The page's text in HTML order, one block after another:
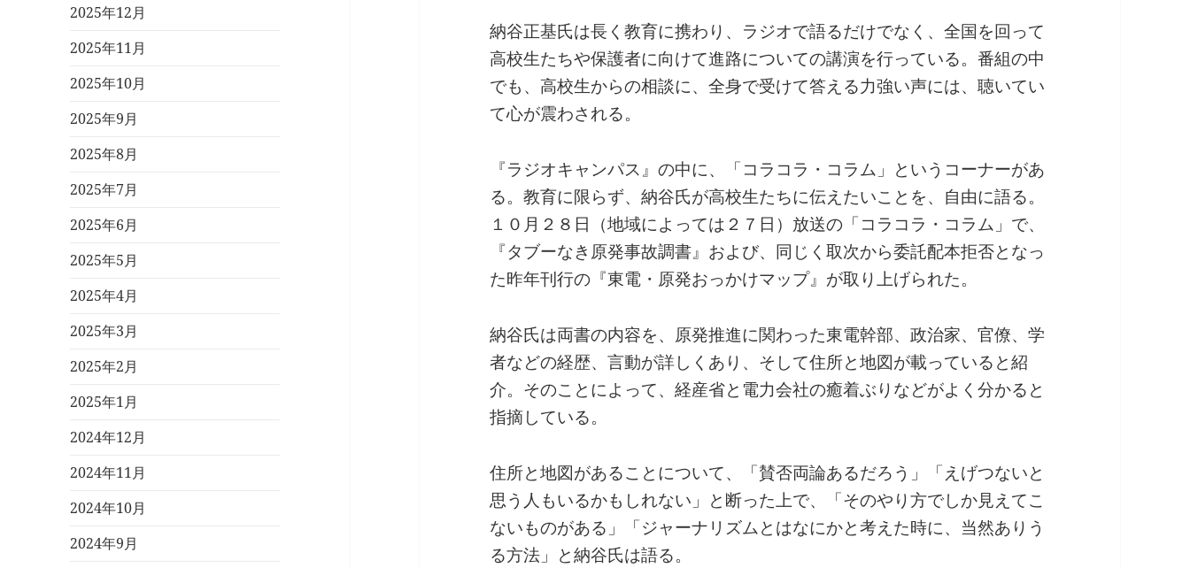
2025年12月
2025年11月
2025年10月
2025年9月
2025年8月
2025年7月
2025年6月
2025年5月
2025年4月
2025年3月
2025年2月
2025年1月
2024年12月
2024年11月
2024年10月
2024年9月
納谷正基氏は長く教育に携わり、ラジオで語るだけでなく、全国を回って
高校生たちや保護者に向けて進路についての講演を行っている。番組の中
でも、高校生からの相談に、全身で受けて答える力強い声には、聴いてい
て心が震わされる。
『ラジオキャンパス』の中に、「コラコラ・コラム」というコーナーがあ
る。教育に限らず、納谷氏が高校生たちに伝えたいことを、自由に語る。
１０月２８日（地域によっては２７日）放送の「コラコラ・コラム」で、
『タブーなき原発事故調書』および、同じく取次から委託配本拒否となっ
た昨年刊行の『東電・原発おっかけマップ』が取り上げられた。
納谷氏は両書の内容を、原発推進に関わった東電幹部、政治家、官僚、学
者などの経歴、言動が詳しくあり、そして住所と地図が載っていると紹
介。そのことによって、経産省と電力会社の癒着ぶりなどがよく分かると
指摘している。
住所と地図があることについて、「賛否両論あるだろう」「えげつないと
思う人もいるかもしれない」と断った上で、「そのやり方でしか見えてこ
ないものがある」「ジャーナリズムとはなにかと考えた時に、当然ありう
る方法」と納谷氏は語る。